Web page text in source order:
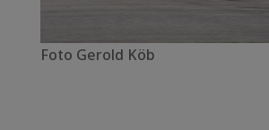
Foto Gerold Köb